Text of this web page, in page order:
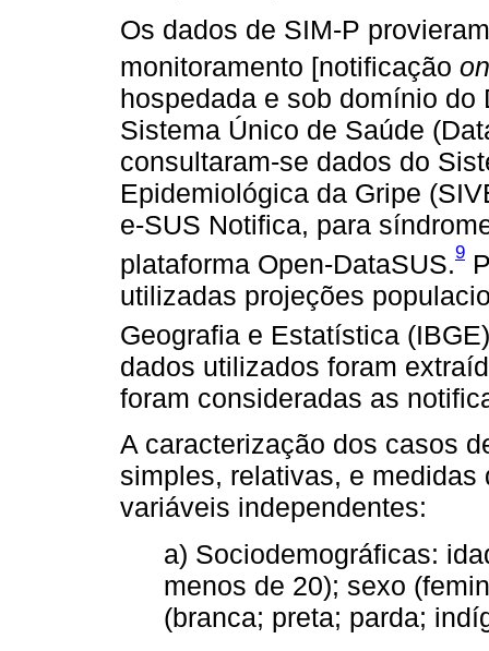
Os dados de SIM-P
monitoramento [notificação
hospedada e sob domínio do
Sistema Único de Saúde
consultaram-se dados do
Epidemiológica da Gripe
e-SUS Notifica, para
plataforma Open-DataSUS.9
utilizadas projeções
Geografia e Estatística
dados utilizados foram
foram consideradas as
A caracterização dos casos
simples, relativas, e
variáveis independentes:
a) Sociodemográficas:
menos de 20); sexo
(branca; preta; parda;